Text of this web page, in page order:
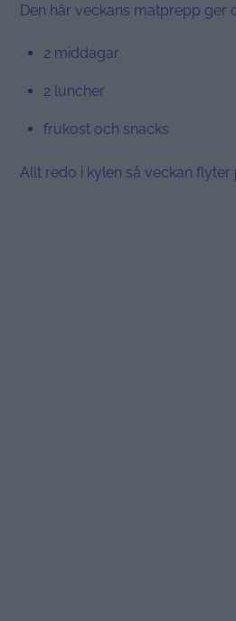
Den här veckans matprepp ger
2 middagar
2 luncher
frukost och snacks
Allt redo i kylen så veckan flyter